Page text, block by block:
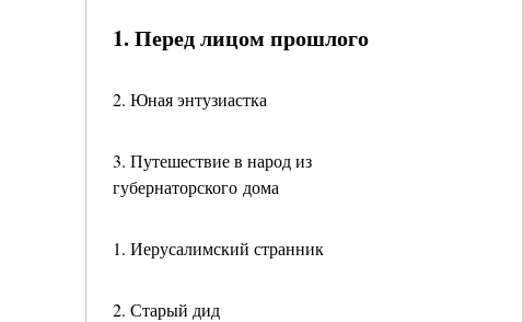
1. Перед лицом прошлого
2. Юная энтузиастка
3. Путешествие в народ из
губернаторского дома
1. Иерусалимский странник
2. Старый дид